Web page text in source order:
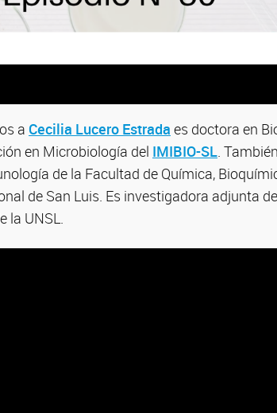
a Cecilia Lucero Estrada es doctora en
en Microbiología del IMIBIO-SL.
de la Facultad de Química,
de San Luis. Es investigadora adjunta de
la UNSL.